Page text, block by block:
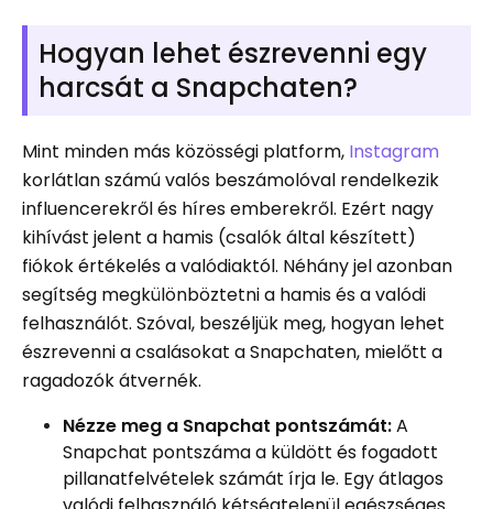
Hogyan lehet észrevenni egy
harcsát a Snapchaten?
Mint minden más közösségi platform, Instagram
korlátlan számú valós beszámolóval rendelkezik
influencerekről és híres emberekről. Ezért nagy
kihívást jelent a hamis (csalók által készített)
fiókok értékelés a valódiaktól. Néhány jel azonban
segítség megkülönböztetni a hamis és a valódi
felhasználót. Szóval, beszéljük meg, hogyan lehet
észrevenni a csalásokat a Snapchaten, mielőtt a
ragadozók átvernék.
Nézze meg a Snapchat pontszámát:A
Snapchat pontszáma a küldött és fogadott
pillanatfelvételek számát írja le. Egy átlagos